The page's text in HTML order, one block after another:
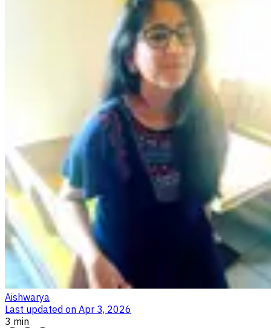
Aishwarya
Last updated on Apr 3, 2026
3 min